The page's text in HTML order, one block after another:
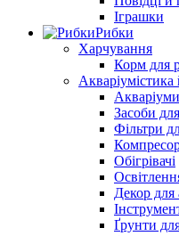
Іграшки
Рибки
Харчування
Корм для
Акваріуми
Засоби
Фільтри
Обігрівачі
Декор для
Ґрунти